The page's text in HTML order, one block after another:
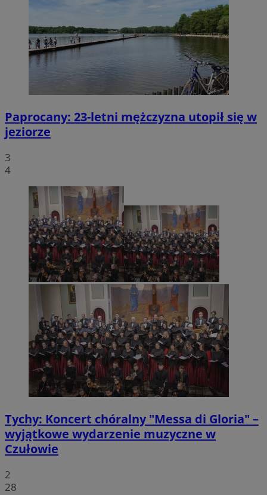
Paprocany: 23-letni mężczyzna utopił się w
jeziorze
3
4
Tychy: Koncert chóralny "Messa di Gloria" –
wyjątkowe wydarzenie muzyczne w
Czułowie
2
28